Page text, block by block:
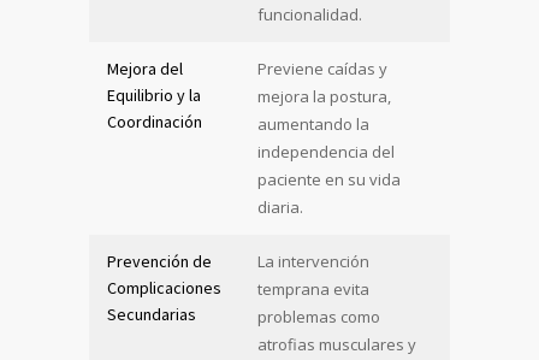
funcionalidad.
Mejora del
Equilibrio y la
Coordinación
Previene caídas y
mejora la postura,
aumentando la
independencia del
paciente en su vida
diaria.
Prevención de
Complicaciones
Secundarias
La intervención
temprana evita
problemas como
atrofias musculares y